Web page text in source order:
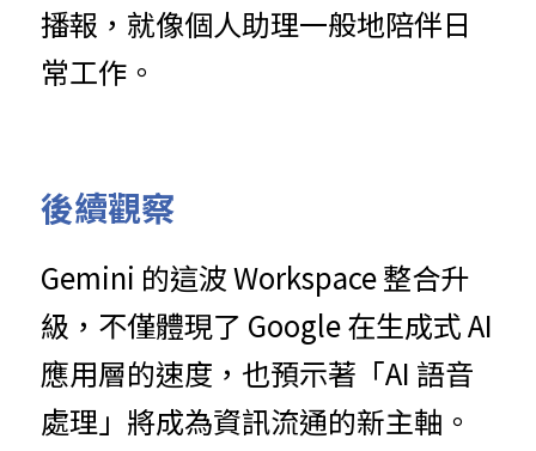
播報，就像個人助理一般地陪伴日
常工作。
後續觀察
Gemini 的這波 Workspace 整合升
級，不僅體現了 Google 在生成式 AI
應用層的速度，也預示著「AI 語音
處理」將成為資訊流通的新主軸。